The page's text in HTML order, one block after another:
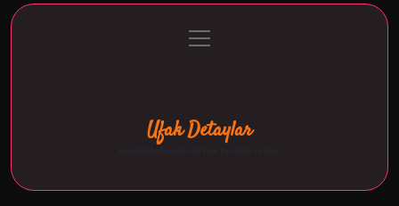
Gizlilik Politikası
menüyü
aç
Ufak Detaylar
Küçük bilgilerin büyük fark yarattığı yazılar.